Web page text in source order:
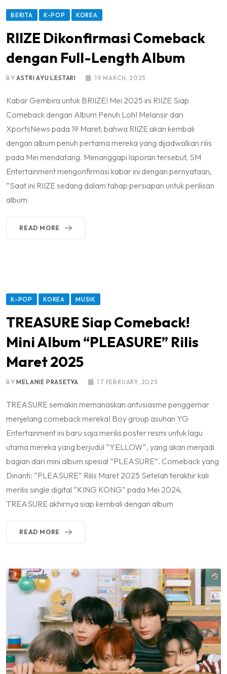
BERITA K-POP KOREA
RIIZE Dikonfirmasi Comeback
dengan Full-Length Album
BYASTRI AYU LESTARI 19 MARCH, 2025
Kabar Gembira untuk BRIIZE! Mei 2025 ini RIIZE Siap
Comeback dengan Album Penuh Loh! Melansir dari
XportsNews pada 19 Maret, bahwa RIIZE akan kembali
dengan album penuh pertama mereka yang dijadwalkan rilis
pada Mei mendatang. Menanggapi laporan tersebut, SM
Entertainment mengonfirmasi kabar ini dengan pernyataan,
“Saat ini RIIZE sedang dalam tahap persiapan untuk perilisan
album
READ MORE
K-POP KOREA MUSIK
TREASURE Siap Comeback!
Mini Album “PLEASURE” Rilis
Maret 2025
BYMELANIE PRASETYA 17 FEBRUARY, 2025
TREASURE semakin memanaskan antusiasme penggemar
menjelang comeback mereka! Boy group asuhan YG
Entertainment ini baru saja merilis poster resmi untuk lagu
utama mereka yang berjudul “YELLOW”, yang akan menjadi
bagian dari mini album spesial “PLEASURE”. Comeback yang
Dinanti: “PLEASURE” Rilis Maret 2025 Setelah terakhir kali
merilis single digital “KING KONG” pada Mei 2024,
TREASURE akhirnya siap kembali dengan album
READ MORE